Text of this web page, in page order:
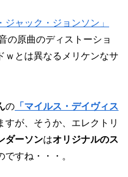
ジャック・ジョンソン」
の原曲のディストーショ
ｗとは異なるメリケンなサ
の 「マイルス・デイヴィス
すが、そうか、エレクトリ
ダーソンはオリジナルのス
ですね・・・。